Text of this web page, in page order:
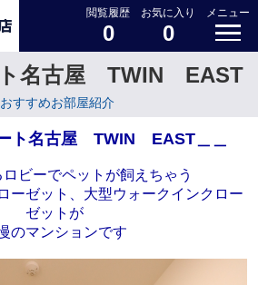
閲覧履歴
0
お気に入り
0
メニュー
ト名古屋 TWIN EAST
おすすめお部屋紹介
ート名古屋 TWIN EAST＿＿
ビーでペットが飼えちゃう
ーゼット、大型ウォークインクロー
ゼットが
のマンションです